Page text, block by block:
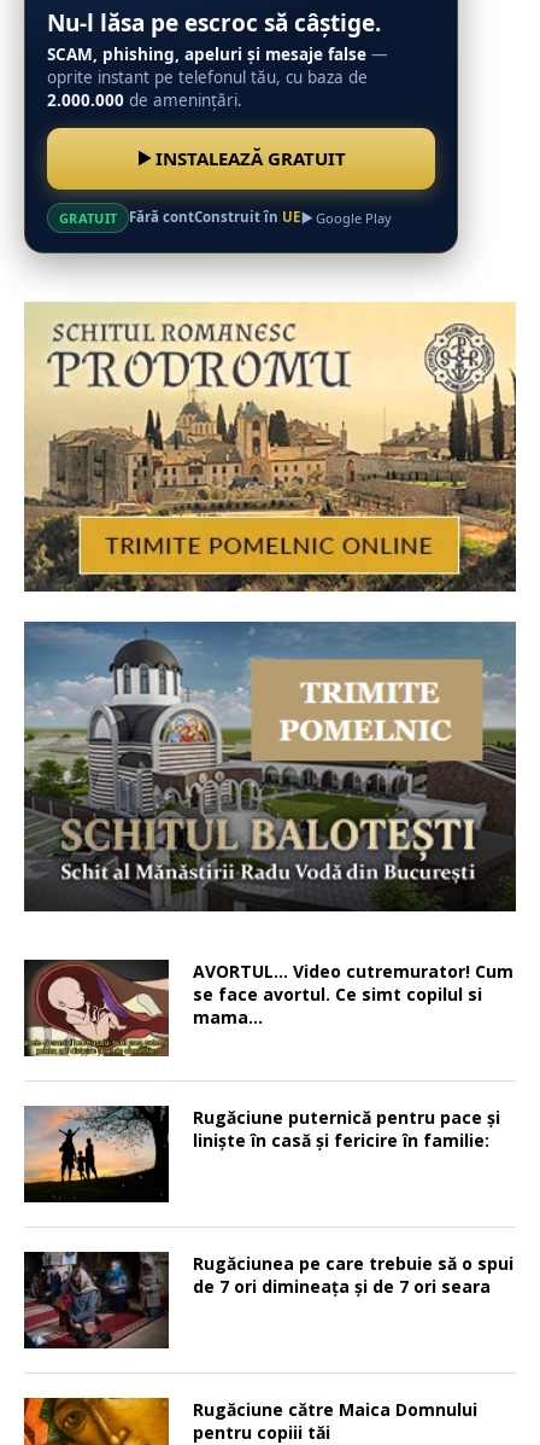
Nu-l lăsa pe escroc să câștige.
SCAM, phishing, apeluri și mesaje false —
oprite instant pe telefonul tău, cu baza de
2.000.000 de amenințări.
INSTALEAZĂ GRATUIT
GRATUIT Fără contConstruit în UE Google Play
AVORTUL… Video cutremurator! Cum
se face avortul. Ce simt copilul si
mama…
Rugăciune puternică pentru pace şi
linişte în casă şi fericire în familie:
Rugăciunea pe care trebuie să o spui
de 7 ori dimineața și de 7 ori seara
Rugăciune către Maica Domnului
pentru copiii tăi